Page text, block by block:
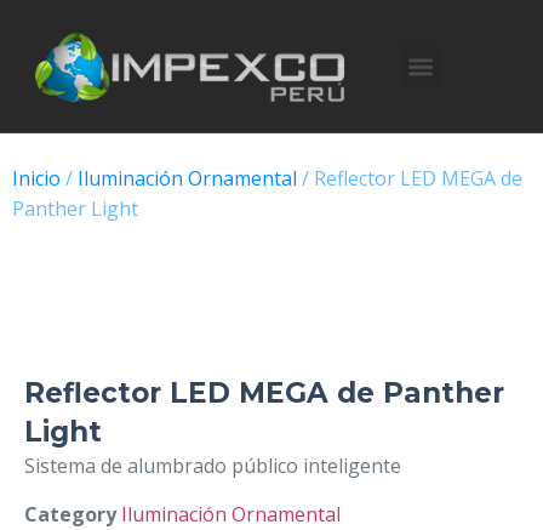
Inicio / Iluminación Ornamental / Reflector LED MEGA de
Panther Light
Reflector LED MEGA de Panther
Light
Sistema de alumbrado público inteligente
Category Iluminación Ornamental